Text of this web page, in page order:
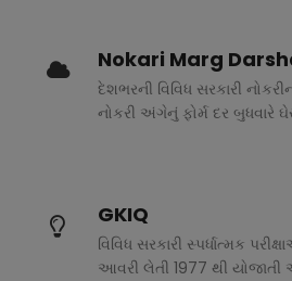
Nokari Marg
દેશભરની વિવિધ સરકારી
નોકરી અંગેનું ફોર્મ દર બુધવારે
GKIQ
વિવિધ સરકારી સ્પર્ધાત્મક
આવરી લેતી 1977 થી યોજાતી